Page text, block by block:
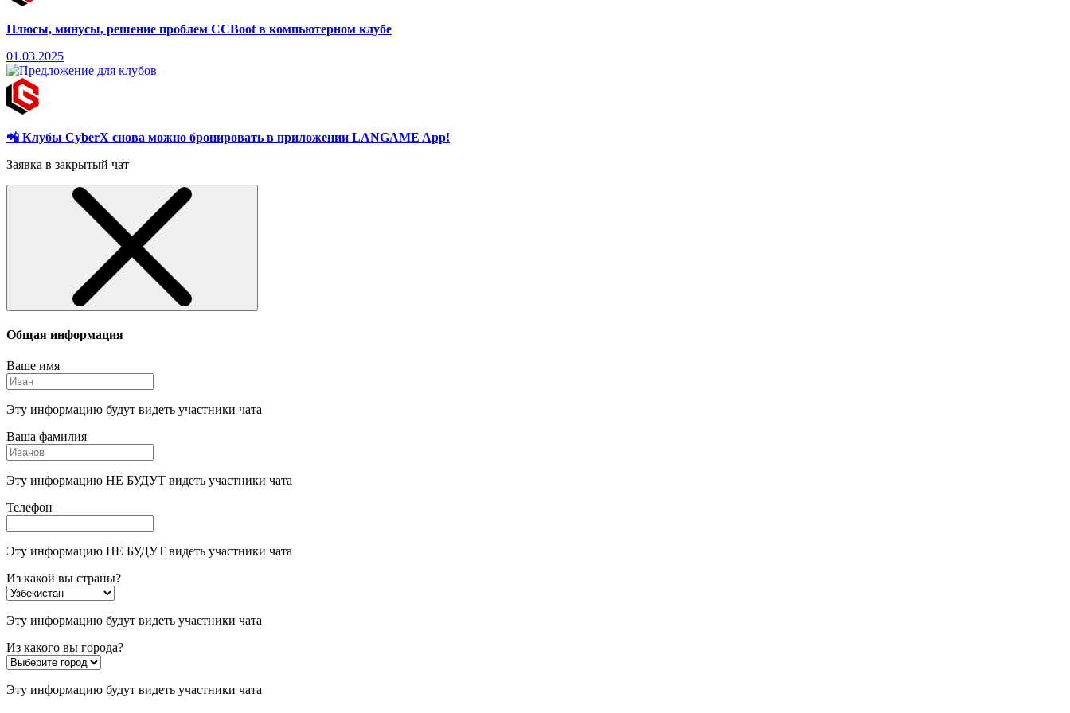
Плюсы, минусы, решение проблем CCBoot в компьютерном клубе
01.03.2025
📲 Клубы CyberX снова можно бронировать в приложении LANGAME App!
Заявка в закрытый чат
Общая информация
Ваше имя
Эту информацию будут видеть участники чата
Ваша фамилия
Эту информацию НЕ БУДУТ видеть участники чата
Телефон
Эту информацию НЕ БУДУТ видеть участники чата
Из какой вы страны?
Эту информацию будут видеть участники чата
Из какого вы города?
Эту информацию будут видеть участники чата